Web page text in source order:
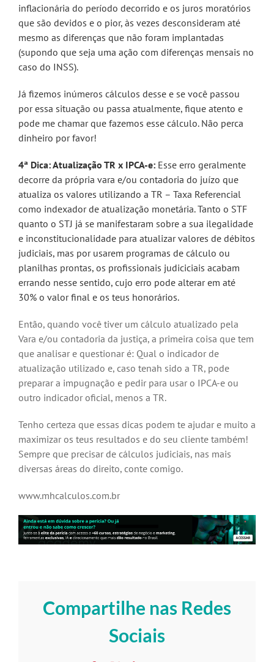
inflacionária do período decorrido e os juros moratórios
que são devidos e o pior, às vezes desconsideram até
mesmo as diferenças que não foram implantadas
(supondo que seja uma ação com diferenças mensais no
caso do INSS).
Já fizemos inúmeros cálculos desse e se você passou
por essa situação ou passa atualmente, fique atento e
pode me chamar que fazemos esse cálculo. Não perca
dinheiro por favor!
4ª Dica: Atualização TR x IPCA-e: Esse erro geralmente
decorre da própria vara e/ou contadoria do juízo que
atualiza os valores utilizando a TR – Taxa Referencial
como indexador de atualização monetária. Tanto o STF
quanto o STJ já se manifestaram sobre a sua ilegalidade
e inconstitucionalidade para atualizar valores de débitos
judiciais, mas por usarem programas de cálculo ou
planilhas prontas, os profissionais judiciciais acabam
errando nesse sentido, cujo erro pode alterar em até
30% o valor final e os teus honorários.
Então, quando você tiver um cálculo atualizado pela
Vara e/ou contadoria da justiça, a primeira coisa que tem
que analisar e questionar é: Qual o indicador de
atualização utilizado e, caso tenah sido a TR, pode
preparar a impugnação e pedir para usar o IPCA-e ou
outro indicador oficial, menos a TR.
Tenho certeza que essas dicas podem te ajudar e muito a
maximizar os teus resultados e do seu cliente também!
Sempre que precisar de cálculos judiciais, nas mais
diversas áreas do direito, conte comigo.
www.mhcalculos.com.br
Compartilhe nas Redes
Sociais